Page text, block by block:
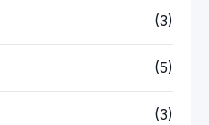
(3)
(5)
(3)